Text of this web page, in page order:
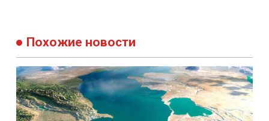
Похожие новости